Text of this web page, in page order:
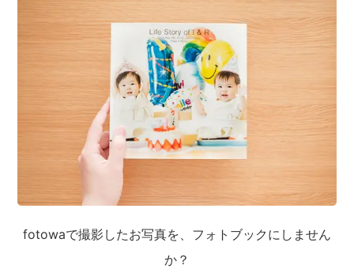
fotowaで撮影したお写真を、フォトブックにしません
か？